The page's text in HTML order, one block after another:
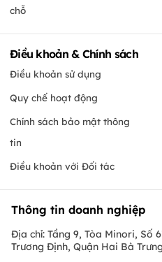
chỗ
Điều khoản & Chính sách
Điều khoản sử dụng
Quy chế hoạt động
Chính sách bảo mật thông
tin
Điều khoản với Đối tác
Thông tin doanh nghiệp
Địa chỉ: Tầng 9, Tòa Minori, Số
Trương Định, Quận Hai Bà